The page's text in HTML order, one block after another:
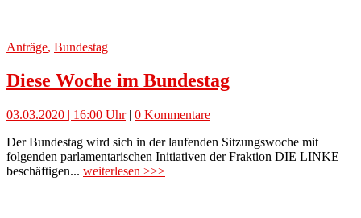
Anträge, Bundestag
Diese Woche im Bundestag
03.03.2020 | 16:00 Uhr| 0 Kommentare
Der Bundestag wird sich in der laufenden Sitzungswoche mit
folgenden parlamentarischen Initiativen der Fraktion DIE LINKE
beschäftigen... weiterlesen >>>